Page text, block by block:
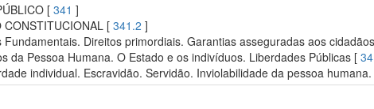
[ 341 ]
CONSTITUCIONAL [ 341.2 ]
Fundamentais. Direitos primordiais. Garantias asseguradas aos
da Pessoa Humana. O Estado e os indivíduos. Liberdades Públicas [
individual. Escravidão. Servidão. Inviolabilidade da pessoa